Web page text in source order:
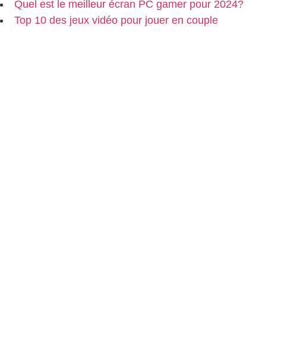
Quel est le meilleur écran PC gamer pour 2024?
Top 10 des jeux vidéo pour jouer en couple